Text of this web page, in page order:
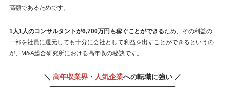
高額であるためです。
1人1人のコンサルタントが6,700万円も稼ぐことができるため、その利益の
一部を社員に還元しても十分に会社として利益を出すことができるというの
が、M&A総合研究所における高年収の秘訣です。
＼ 高年収業界 ・ 人気企業への転職に強い ／